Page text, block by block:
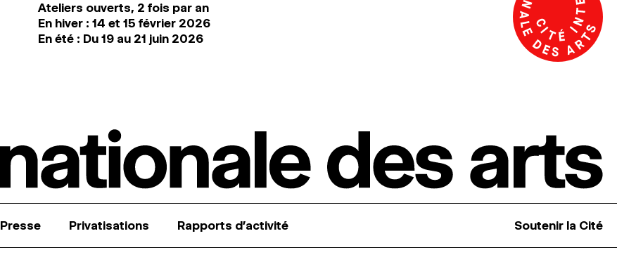
Ateliers ouverts, 2 fois par an
En hiver : 14 et 15 février 2026
En été : Du 19 au 21 juin 2026
Presse Privatisations Rapports d’activité Soutenir la Cité